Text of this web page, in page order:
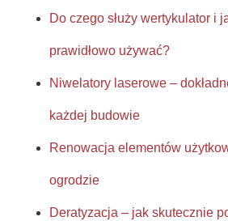
Do czego służy wertykulator i
prawidłowo używać?
Niwelatory laserowe –
każdej budowie
Renowacja elementów
ogrodzie
Deratyzacja – jak skutecznie